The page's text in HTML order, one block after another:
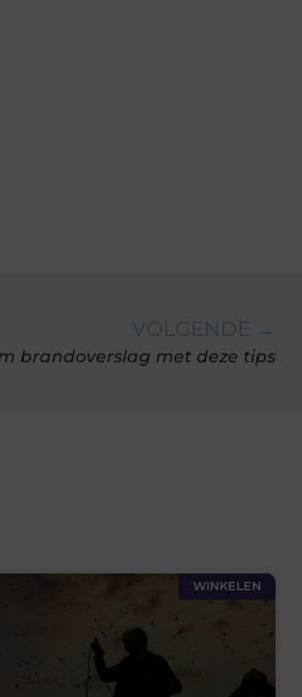
VOLGENDE →
brandoverslag met deze tips
WINKELEN